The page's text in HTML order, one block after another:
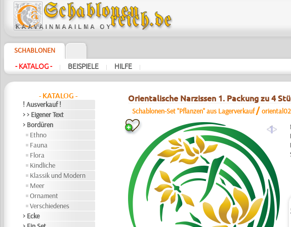
SCHABLONEN
- KATALOG - | BEISPIELE | HILFE |
- KATALOG -
! Ausverkauf !
> > Eigener Text
> Bordüren
Ethno
Fauna
Flora
Kindliche
Klassik und Modern
Meer
Ornament
Verschiedenes
> Ecke
Orientalische Narzissen 1. Packung zu 4
Schablonen-Set "Pflanzen" aus Lagerverkauf /
a